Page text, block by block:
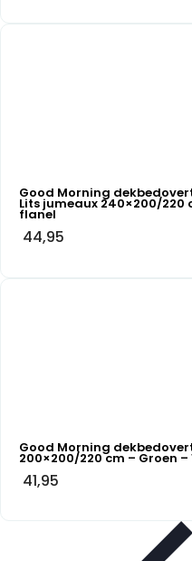
Good Morning
Lits jumeaux 240×200/220
flanel
44,95
Good Morning
200×200/220 cm – Groen
41,95